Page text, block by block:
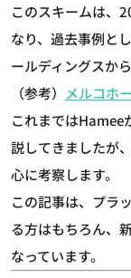
このスキームは、
なり、過去事例と
ールディングスか
（参考） メルコホ
これまではHamee
説してきましたが
心に考察します。
この記事は、プラ
る方はもちろん、
なっています。